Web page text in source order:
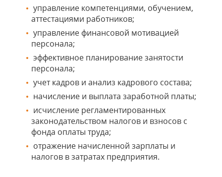
управление компетенциями, обучением,
аттестациями работников;
управление финансовой мотивацией
персонала;
эффективное планирование занятости
персонала;
учет кадров и анализ кадрового состава;
начисление и выплата заработной платы;
исчисление регламентированных
законодательством налогов и взносов с
фонда оплаты труда;
отражение начисленной зарплаты и
налогов в затратах предприятия.